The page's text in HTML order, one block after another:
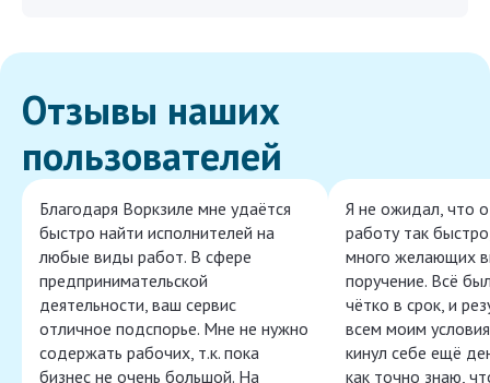
Отзывы наших
пользователей
Благодаря Воркзиле мне удаётся
быстро найти исполнителей на
любые виды работ. В сфере
предпринимательской
деятельности, ваш сервис
отличное подспорье. Мне не нужно
содержать рабочих, т.к. пока
бизнес не очень большой. На
Я не ожидал, что
работу так
много желающих
поручение. Всё
чётко в срок, и
всем моим
кинул себе ещё
как точно знаю,